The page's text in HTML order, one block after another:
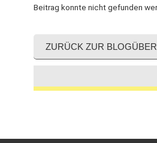
Beitrag konnte nicht gefunden
ZURÜCK ZUR